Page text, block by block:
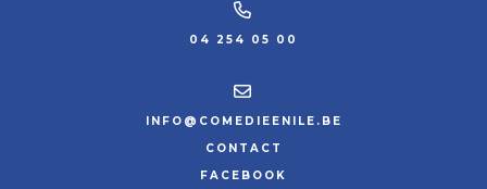
04 254 05 00
INFO@COMEDIEENILE.BE
CONTACT
FACEBOOK